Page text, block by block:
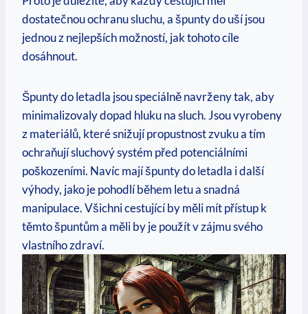
dostatečnou ochranu sluchu, a špunty do uší jsou
jednou z nejlepších možností, jak tohoto cíle
dosáhnout.
Špunty do letadla jsou speciálně navrženy tak, aby
minimalizovaly dopad hluku na sluch. Jsou vyrobeny
z materiálů, které snižují propustnost zvuku a tím
ochraňují sluchový systém před potenciálními
poškozeními. Navíc mají špunty do letadla i další
výhody, jako je pohodlí během letu a snadná
manipulace. Všichni cestující by měli mít přístup k
těmto špuntům a měli by je použít v zájmu svého
vlastního zdraví.